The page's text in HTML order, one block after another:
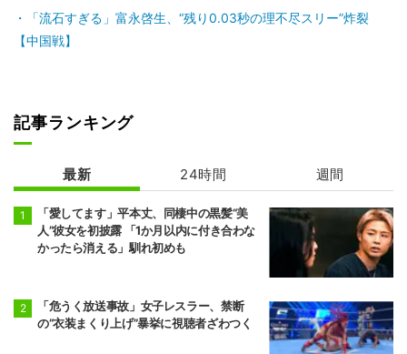
「流石すぎる」富永啓生、“残り0.03秒の理不尽スリー”炸裂
【中国戦】
記事ランキング
最新 24時間 週間
「愛してます」平本丈、同棲中の黒髪“美
人”彼女を初披露 「1か月以内に付き合わな
かったら消える」馴れ初めも
「危うく放送事故」女子レスラー、禁断
の“衣装まくり上げ”暴挙に視聴者ざわつく